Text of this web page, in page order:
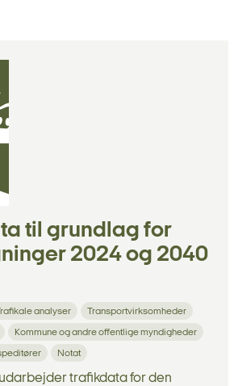
til grundlag for
2024 og 2040
analyser Transportvirksomheder
Kommune og andre offentlige myndigheder
Notat
trafikdata for den